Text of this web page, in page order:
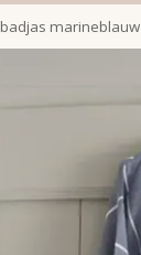
marineblauw